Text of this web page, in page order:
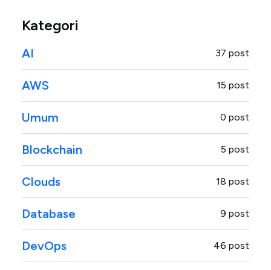
Kategori
AI 37 post
AWS 15 post
Umum 0 post
Blockchain 5 post
Clouds 18 post
Database 9 post
DevOps 46 post